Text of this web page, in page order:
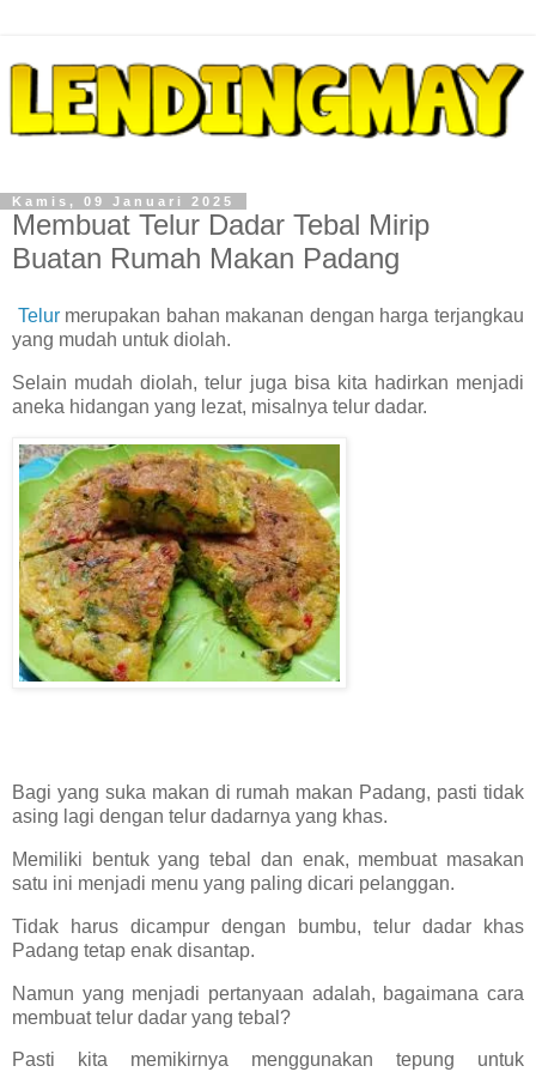
Kamis, 09 Januari 2025
Membuat Telur Dadar Tebal Mirip
Buatan Rumah Makan Padang
Telurmerupakan bahan makanan dengan harga terjangkau
yang mudah untuk diolah.
Selain mudah diolah, telur juga bisa kita hadirkan menjadi
aneka hidangan yang lezat, misalnya telur dadar.
Bagi yang suka makan di rumah makan Padang, pasti tidak
asing lagi dengan telur dadarnya yang khas.
Memiliki bentuk yang tebal dan enak, membuat masakan
satu ini menjadi menu yang paling dicari pelanggan.
Tidak harus dicampur dengan bumbu, telur dadar khas
Padang tetap enak disantap.
Namun yang menjadi pertanyaan adalah, bagaimana cara
membuat telur dadar yang tebal?
Pasti kita memikirnya menggunakan tepung untuk